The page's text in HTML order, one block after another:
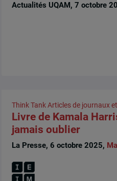
Actualités UQAM, 7 octobre
Think Tank Articles de journaux
Livre de Kamala
jamais oublier
La Presse, 6 octobre 2025,